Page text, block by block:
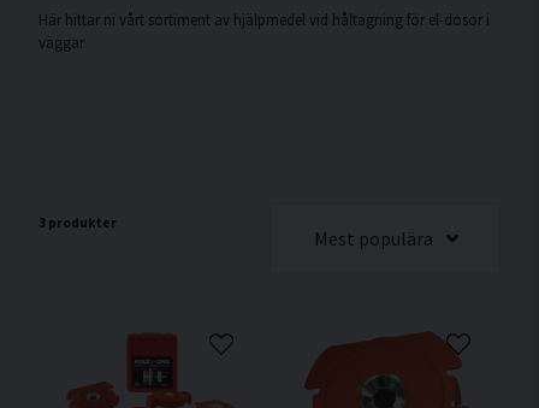
Här hittar ni vårt sortiment av hjälpmedel vid håltagning för el-dosor i
väggar
3 produkter
Mest populära